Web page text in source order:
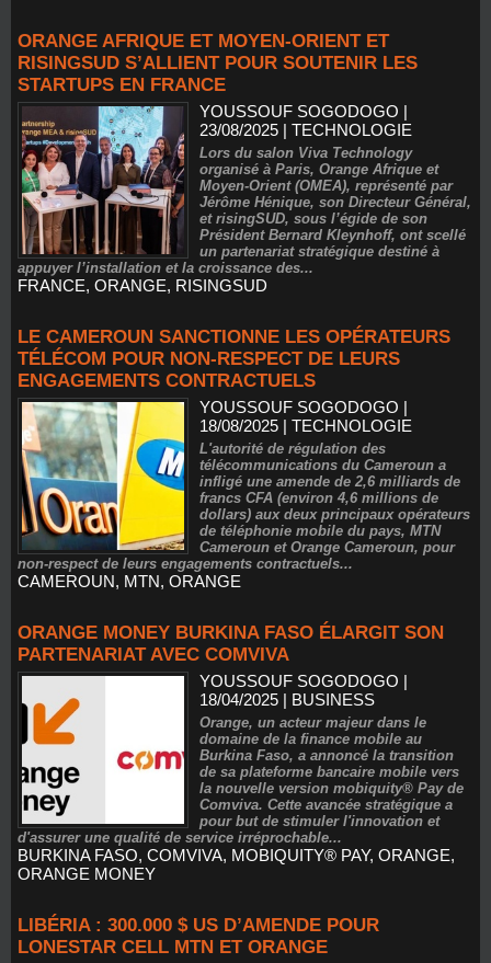
ORANGE AFRIQUE ET MOYEN-ORIENT ET
RISINGSUD S’ALLIENT POUR SOUTENIR LES
STARTUPS EN FRANCE
YOUSSOUF SOGODOGO |
23/08/2025 |TECHNOLOGIE
Lors du salon Viva Technology
organisé à Paris, Orange Afrique et
Moyen-Orient (OMEA), représenté par
Jérôme Hénique, son Directeur Général,
et risingSUD, sous l’égide de son
Président Bernard Kleynhoff, ont scellé
un partenariat stratégique destiné à
appuyer l’installation et la croissance des...
FRANCE, ORANGE, RISINGSUD
LE CAMEROUN SANCTIONNE LES OPÉRATEURS
TÉLÉCOM POUR NON-RESPECT DE LEURS
ENGAGEMENTS CONTRACTUELS
YOUSSOUF SOGODOGO |
18/08/2025 |TECHNOLOGIE
L'autorité de régulation des
télécommunications du Cameroun a
infligé une amende de 2,6 milliards de
francs CFA (environ 4,6 millions de
dollars) aux deux principaux opérateurs
de téléphonie mobile du pays, MTN
Cameroun et Orange Cameroun, pour
non-respect de leurs engagements contractuels...
CAMEROUN, MTN, ORANGE
ORANGE MONEY BURKINA FASO ÉLARGIT SON
PARTENARIAT AVEC COMVIVA
YOUSSOUF SOGODOGO |
18/04/2025 | BUSINESS
Orange, un acteur majeur dans le
domaine de la finance mobile au
Burkina Faso, a annoncé la transition
de sa plateforme bancaire mobile vers
la nouvelle version mobiquity® Pay de
Comviva. Cette avancée stratégique a
pour but de stimuler l'innovation et
d'assurer une qualité de service irréprochable...
BURKINA FASO, COMVIVA, MOBIQUITY® PAY, ORANGE,
ORANGE MONEY
LIBÉRIA : 300.000 $ US D’AMENDE POUR
LONESTAR CELL MTN ET ORANGE